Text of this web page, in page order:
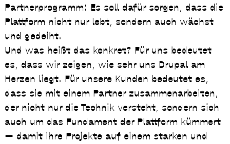
Partnerprogramm: Es soll dafür sorgen, dass die
Plattform nicht nur lebt, sondern auch wächst
und gedeiht.
Und was heißt das konkret? Für uns bedeutet
es, dass wir zeigen, wie sehr uns Drupal am
Herzen liegt. Für unsere Kunden bedeutet es,
dass sie mit einem Partner zusammenarbeiten,
der nicht nur die Technik versteht, sondern sich
auch um das Fundament der Plattform kümmert
— damit ihre Projekte auf einem starken und